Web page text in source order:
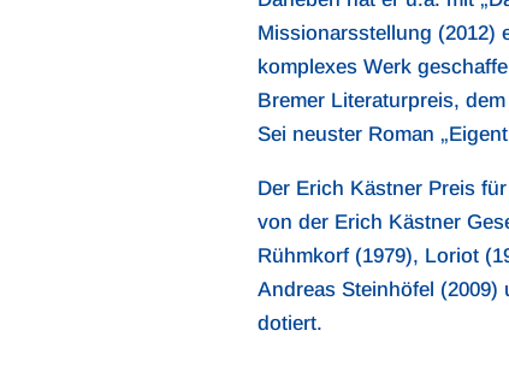
Missionarsstellung (2012)
komplexes Werk
Bremer Literaturpreis,
Sei neuster Roman
Der Erich Kästner Preis
von der Erich Kästner
Rühmkorf (1979), Loriot
Andreas Steinhöfel (2009)
dotiert.